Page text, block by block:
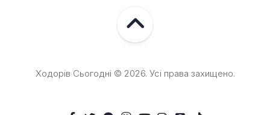
Ходорів Сьогодні © 2026. Усі права захищено.